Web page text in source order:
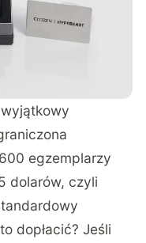
egzemplarzy
dolarów, czyli
dopłacić? Jeśli